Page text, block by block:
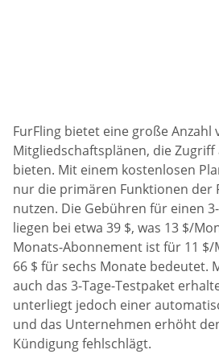
FurFling bietet eine große Anzahl
Mitgliedschaftsplänen, die
bieten. Mit einem kostenlosen
nur die primären Funktionen der
nutzen. Die Gebühren für einen
liegen bei etwa 39 $, was 13 $/
Monats-Abonnement ist für 11
66 $ für sechs Monate bedeutet.
auch das 3-Tage-Testpaket
unterliegt jedoch einer
und das Unternehmen erhöht
Kündigung fehlschlägt.